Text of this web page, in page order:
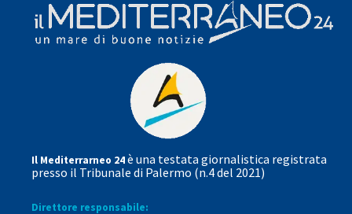
Il Mediterrarneo 24è una testata giornalistica registrata
presso il Tribunale di Palermo (n.4 del 2021)
Direttore responsabile: